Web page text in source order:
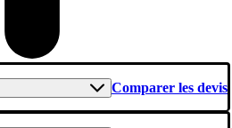
Comparer les devis